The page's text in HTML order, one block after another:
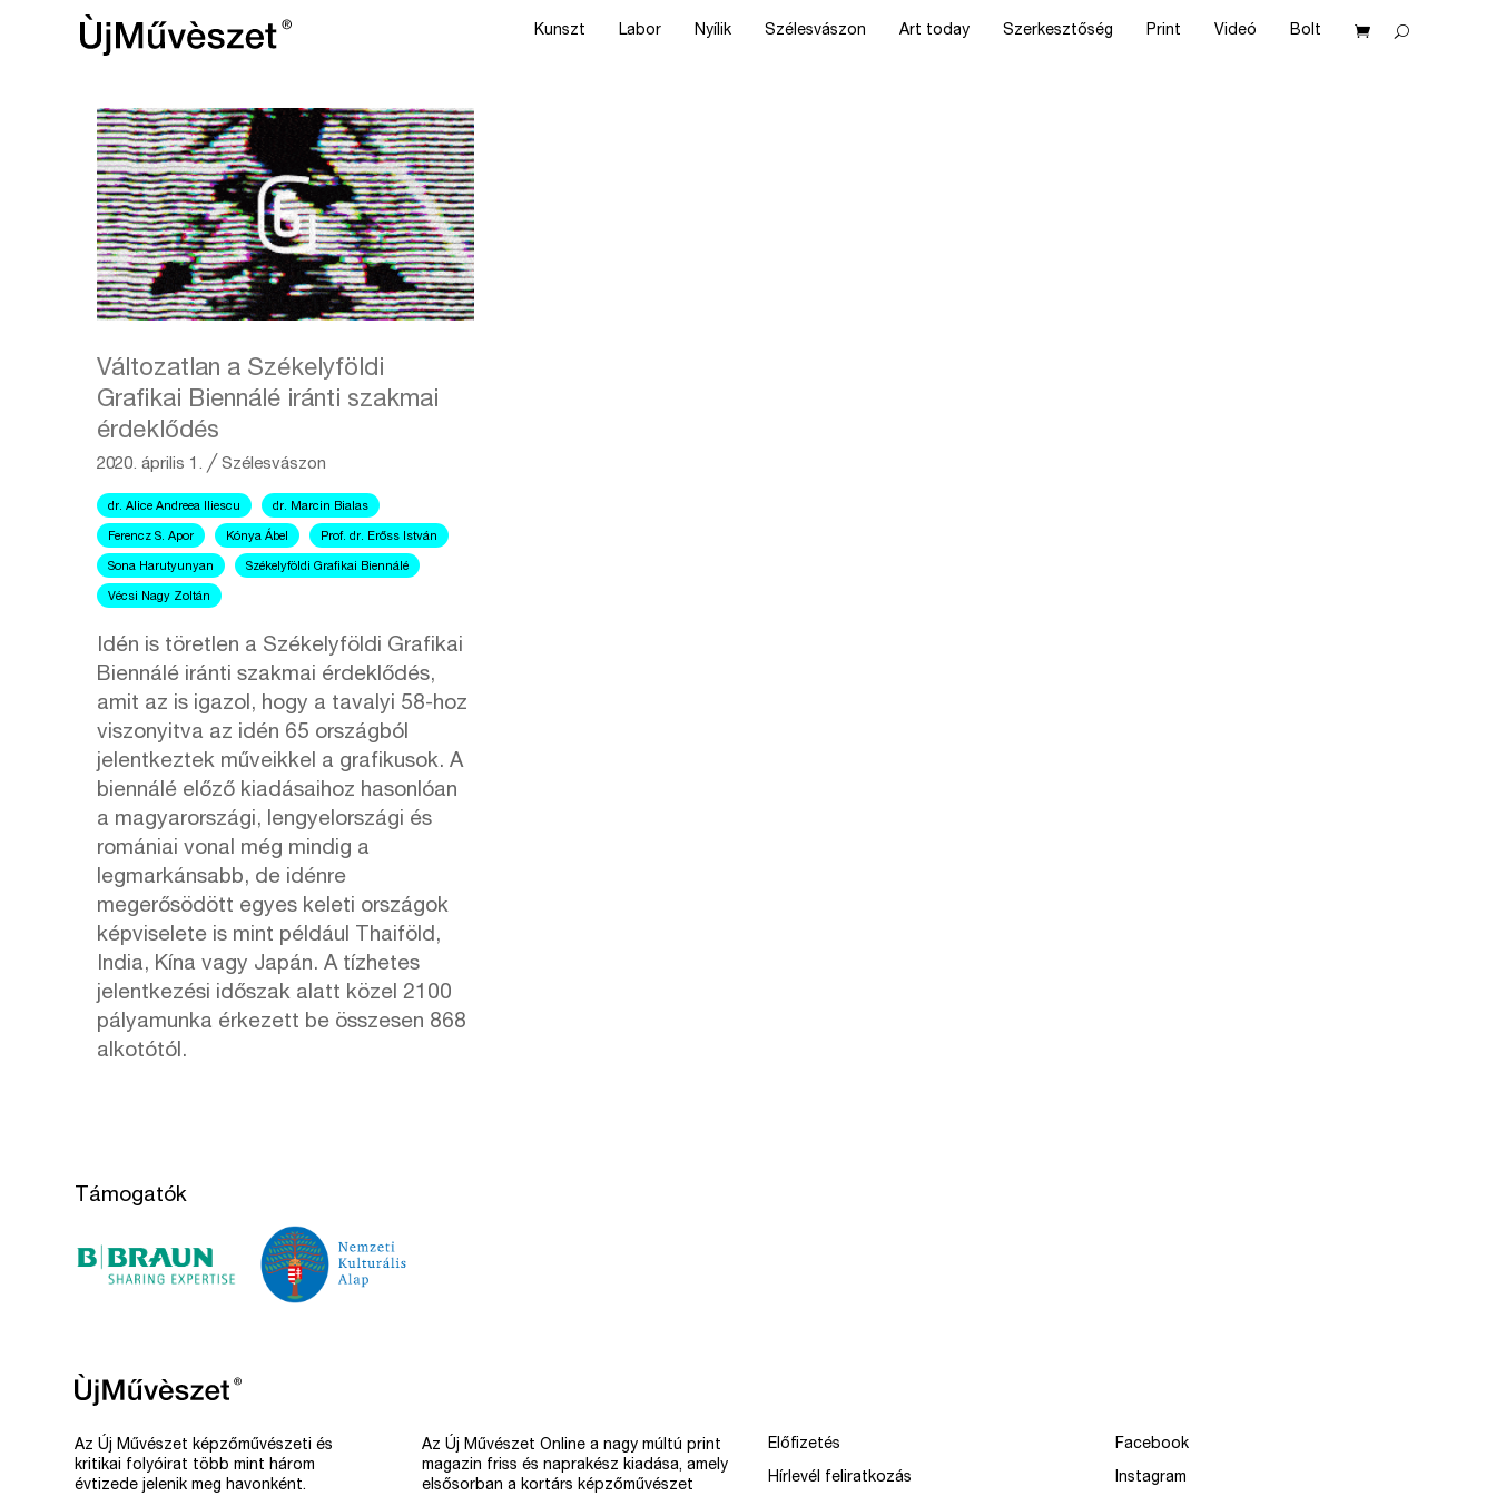
Kunszt Labor Nyílik Szélesvászon Art today Szerkesztőség Print Videó Bolt
Változatlan a Székelyföldi
Grafikai Biennálé iránti szakmai
érdeklődés
2020. április 1. ╱Szélesvászon
dr. Alice Andreea Iliescu dr. Marcin Bialas
Ferencz S. Apor Kónya Ábel Prof. dr. Erőss István
Sona Harutyunyan Székelyföldi Grafikai Biennálé
Vécsi Nagy Zoltán
Idén is töretlen a Székelyföldi Grafikai
Biennálé iránti szakmai érdeklődés,
amit az is igazol, hogy a tavalyi 58-hoz
viszonyitva az idén 65 országból
jelentkeztek műveikkel a grafikusok. A
biennálé előző kiadásaihoz hasonlóan
a magyarországi, lengyelországi és
romániai vonal még mindig a
legmarkánsabb, de idénre
megerősödött egyes keleti országok
képviselete is mint például Thaiföld,
India, Kína vagy Japán. A tízhetes
jelentkezési időszak alatt közel 2100
pályamunka érkezett be összesen 868
alkotótól.
Támogatók
Az Új Művészet képzőművészeti és
kritikai folyóirat több mint három
évtizede jelenik meg havonként.
Az Új Művészet Online a nagy múltú print
magazin friss és naprakész kiadása, amely
elsősorban a kortárs képzőművészet
Előfizetés
Hírlevél feliratkozás
Facebook
Instagram